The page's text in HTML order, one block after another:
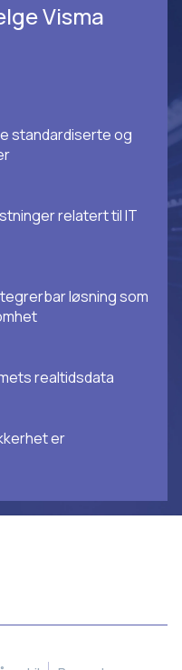
Visma
standardiserte og
relatert til IT
løsning som
realtidsdata
er